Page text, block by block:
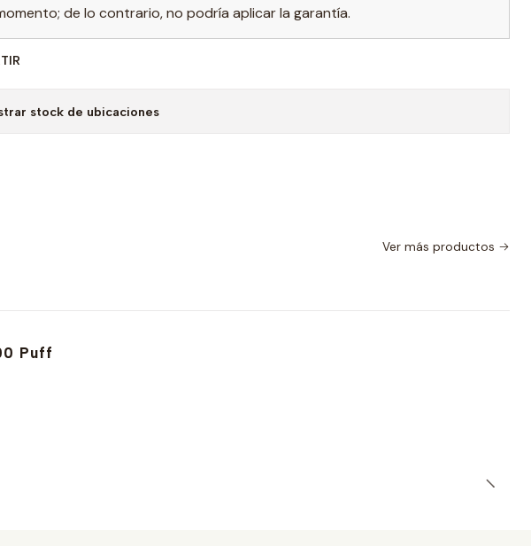
de lo contrario, no podría aplicar la garantía.
stock de ubicaciones
Ver más productos
Puff